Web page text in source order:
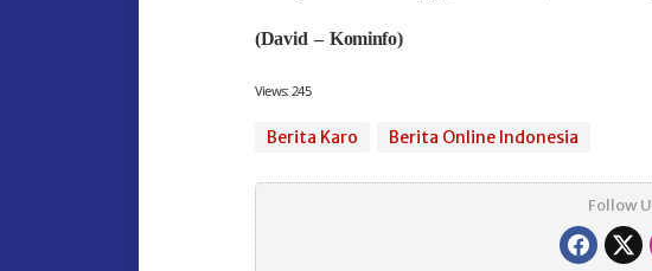
(David – Kominfo)
Views: 245
Berita Karo Berita Online Indonesia
Follow